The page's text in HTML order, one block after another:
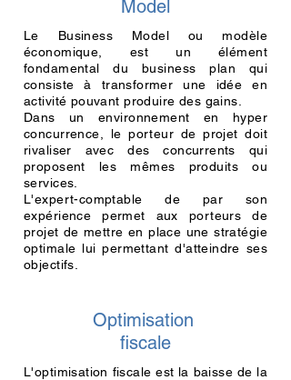
Model
Le Business Model ou modèle
économique, est un élément
fondamental du business plan qui
consiste à transformer une idée en
activité pouvant produire des gains.
Dans un environnement en hyper
concurrence , le porteur de projet doit
rivaliser avec des concurrents qui
proposent les mêmes produits ou
services.
L'expert-comptable de par son
expérience permet aux porteurs de
projet de mettre en place une stratégie
optimale lui permettant d'atteindre ses
objectifs.
Optimisation
fiscale
L'optimisation fiscale est la baisse de la